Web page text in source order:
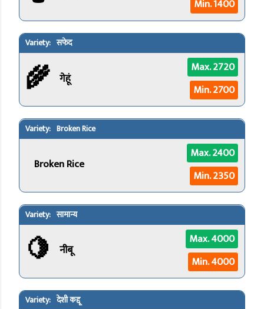
Min. 1400
सफेद
🌾 गेहूं
Max. 2720
Min. 2700
Broken Rice
Broken Rice
Max. 2400
Min. 2350
सामान्य
🍋 नीबू
Max. 4000
Min. 4000
देशी कद्दू